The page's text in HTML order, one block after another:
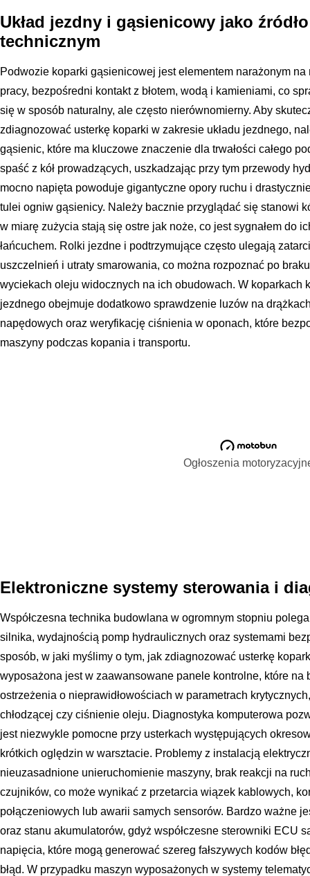
Układ jezdny i gąsienicowy jako
technicznym
Podwozie koparki gąsienicowej jest elementem narażonym
pracy, bezpośredni kontakt z błotem, wodą i kamieniami, co
się w sposób naturalny, ale często nierównomierny. Aby
zdiagnozować usterkę koparki w zakresie układu jezdnego,
gąsienic, które ma kluczowe znaczenie dla trwałości całego
spaść z kół prowadzących, uszkadzając przy tym przewody
mocno napięta powoduje gigantyczne opory ruchu i
tulei ogniw gąsienicy. Należy bacznie przyglądać się stanowi
w miarę zużycia stają się ostre jak noże, co jest sygnałem do
łańcuchem. Rolki jezdne i podtrzymujące często ulegają
uszczelnień i utraty smarowania, co można rozpoznać po
wyciekach oleju widocznych na ich obudowach. W koparkach
jezdnego obejmuje dodatkowo sprawdzenie luzów na
napędowych oraz weryfikację ciśnienia w oponach, które
maszyny podczas kopania i transportu.
Ogłoszenia
Elektroniczne systemy sterowania i
Współczesna technika budowlana w ogromnym stopniu
silnika, wydajnością pomp hydraulicznych oraz systemami
sposób, w jaki myślimy o tym, jak zdiagnozować usterkę
wyposażona jest w zaawansowane panele kontrolne, które na
ostrzeżenia o nieprawidłowościach w parametrach
chłodzącej czy ciśnienie oleju. Diagnostyka komputerowa
jest niezwykle pomocne przy usterkach występujących
krótkich oględzin w warsztacie. Problemy z instalacją
nieuzasadnione unieruchomienie maszyny, brak reakcji na
czujników, co może wynikać z przetarcia wiązek kablowych,
połączeniowych lub awarii samych sensorów. Bardzo ważne
oraz stanu akumulatorów, gdyż współczesne sterowniki ECU
napięcia, które mogą generować szereg fałszywych kodów
błąd. W przypadku maszyn wyposażonych w systemy